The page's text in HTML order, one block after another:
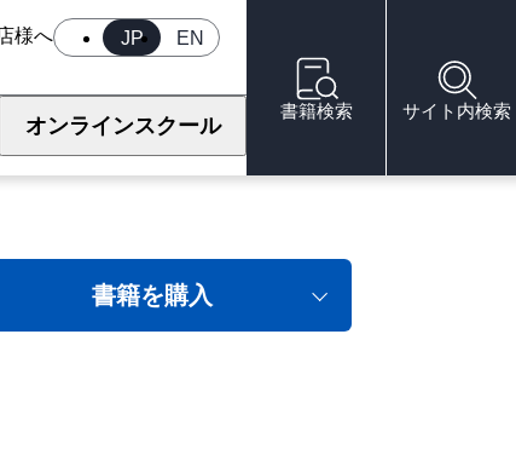
JP EN
様へ
オンラインスクール
書籍検索 サイト内検索
クトル制御
書籍を購入